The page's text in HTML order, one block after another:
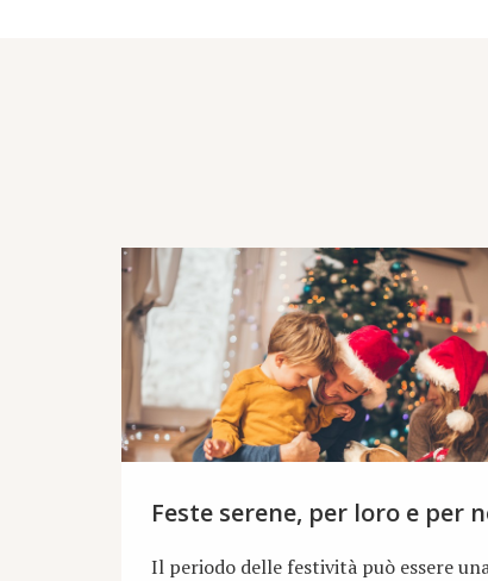
Feste serene, per loro e per
Il periodo delle festività può essere